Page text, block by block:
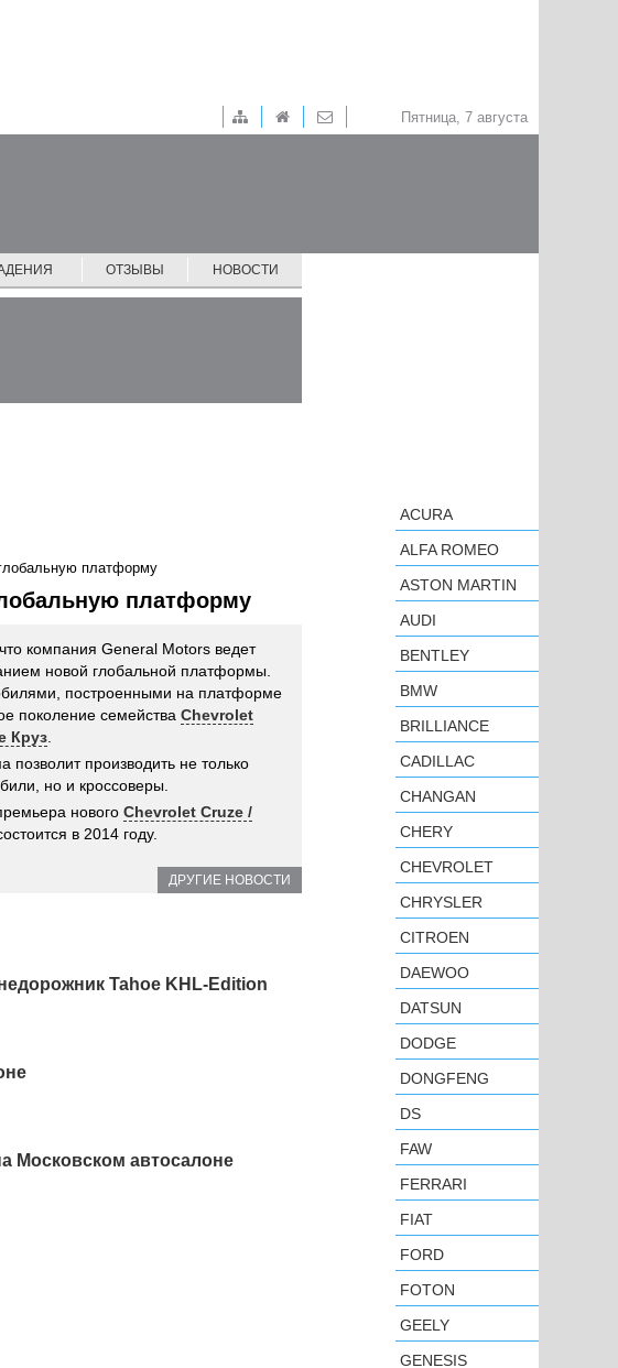
Пятница, 7 августа
ОТЗЫВЫ НОВОСТИ
платформу
платформу
компания General Motors ведет
новой глобальной платформы.
построенными на платформе
поколение семейства Chevrolet
Круз
позволит производить не только
но и кроссоверы.
нового Chevrolet Cruze /
в 2014 году.
ДРУГИЕ НОВОСТИ
Tahoe KHL-Edition
Московском автосалоне
ACURA
ALFA ROMEO
ASTON MARTIN
AUDI
BENTLEY
BMW
BRILLIANCE
CADILLAC
CHANGAN
CHERY
CHEVROLET
CHRYSLER
CITROEN
DAEWOO
DATSUN
DODGE
DONGFENG
DS
FAW
FERRARI
FIAT
FORD
FOTON
GEELY
GENESIS